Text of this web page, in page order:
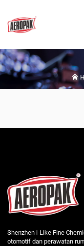
Shenzhen i-Like Fine
otomotif dan perawatan